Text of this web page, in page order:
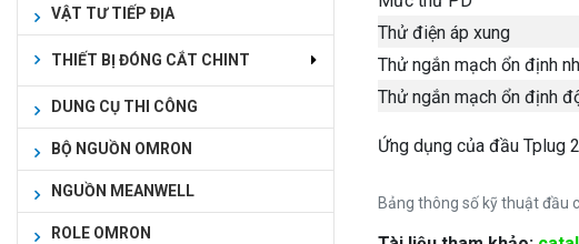
VẬT TƯ TIẾP ĐỊA
THIẾT BỊ ĐÓNG CẮT CHINT
DUNG CỤ THI CÔNG
BỘ NGUỒN OMRON
NGUỒN MEANWELL
ROLE OMRON
Bảng thông số kỹ thuật đầu
Thử điện áp xung
Thử ngắn mạch ổn định
Thử ngắn mạch ổn định
Ứng dụng của đầu Tplug